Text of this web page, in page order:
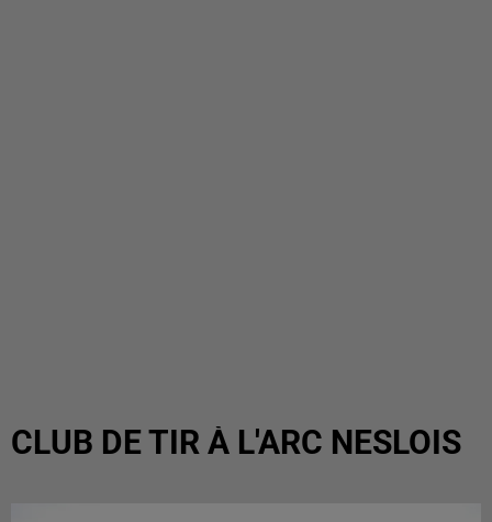
CLUB DE TIR À L'ARC NESLOIS